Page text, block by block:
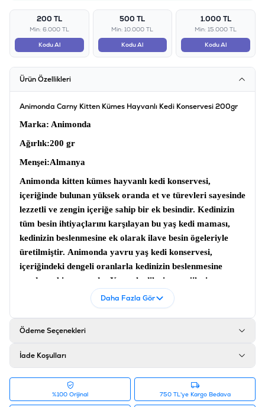
200 TL
Min: 6.000 TL
Kodu Al
500 TL
Min: 10.000 TL
Kodu Al
1.000 TL
Min: 15.000 TL
Kodu Al
Ürün Özellikleri
Animonda Carny Kitten Kümes Hayvanlı Kedi Konservesi 200gr
Marka: Animonda
Ağırlık:200 gr
Menşei:Almanya
Animonda kitten kümes hayvanlı kedi konservesi,
içeriğinde bulunan yüksek oranda et ve türevleri sayesinde
lezzetli ve zengin içeriğe sahip bir ek besindir. Kedinizin
tüm besin ihtiyaçlarını karşılayan bu yaş kedi maması,
kedinizin beslenmesine ek olarak ilave besin ögeleriyle
üretilmiştir. Animonda yavru yaş kedi konservesi,
içeriğindeki dengeli oranlarla kedinizin beslenmesine
yardımcı bir mamadır. Yavru kedilerin enerjilerine uygun
olarak formüle edilmiş olup sağlıklı büyümelerine destek
veren tam dengeli yaş mamadır.
İçerik
Karaciğeri %14, Hindi Kalbi %6, Ördek Kalbi,
Kalsiyum, Sodyum Klorür, Cacium Karbonat
Daha Fazla Gör
Ödeme Seçenekleri
İade Koşulları
%100 Orijinal 750 TL'ye Kargo Bedava